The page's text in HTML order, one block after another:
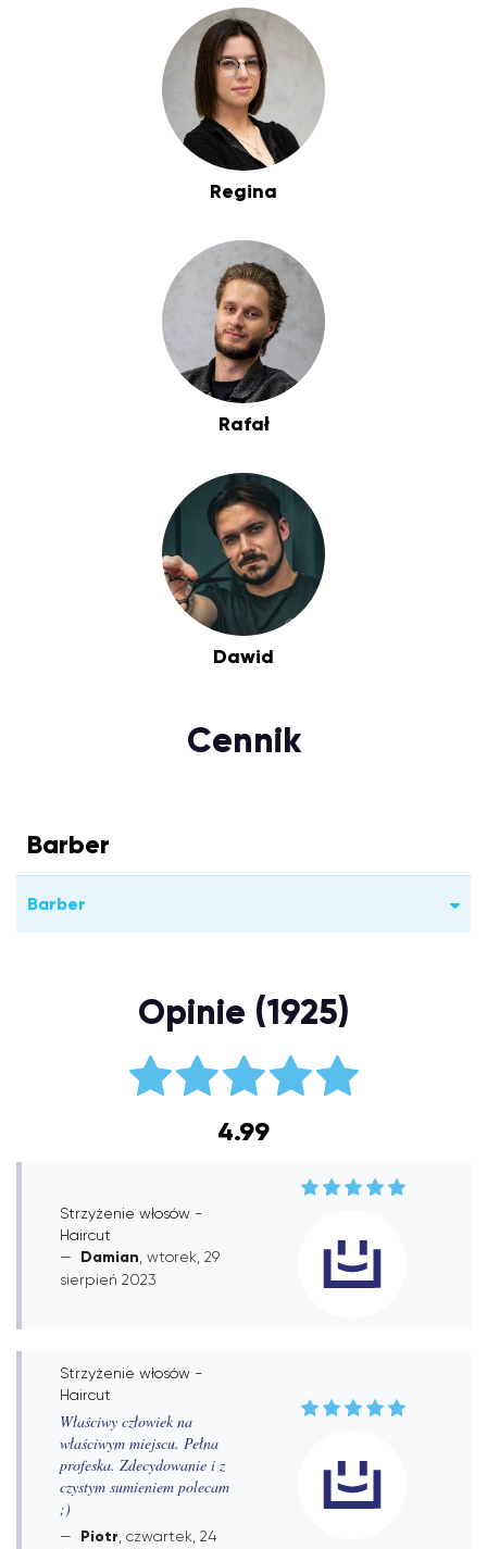
Regina
Rafał
Dawid
Cennik
Barber
Barber
Opinie (1925)
4.99
Strzyżenie włosów -
Haircut
Damian , wtorek, 29
sierpień 2023
Strzyżenie włosów -
Haircut
Właściwy człowiek na
właściwym miejscu. Pełna
profeska. Zdecydowanie i z
czystym sumieniem polecam
;)
Piotr , czwartek, 24